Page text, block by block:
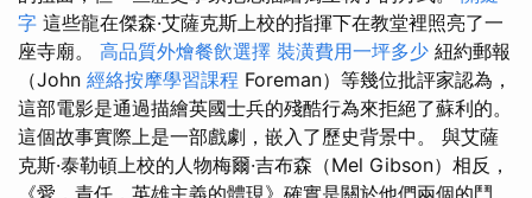
字 這些龍在傑森·艾薩克斯上校的指揮下在教堂裡照亮了一
座寺廟。 高品質外燴餐飲選擇 裝潢費用一坪多少 紐約郵報
（John 經絡按摩學習課程 Foreman）等幾位批評家認為，
這部電影是通過描繪英國士兵的殘酷行為來拒絕了蘇利的。
這個故事實際上是一部戲劇，嵌入了歷史背景中。 與艾薩
克斯·泰勒頓上校的人物梅爾·吉布森（Mel Gibson）相反，
《愛，責任，英雄主義的體現》確實是關於他們兩個的鬥